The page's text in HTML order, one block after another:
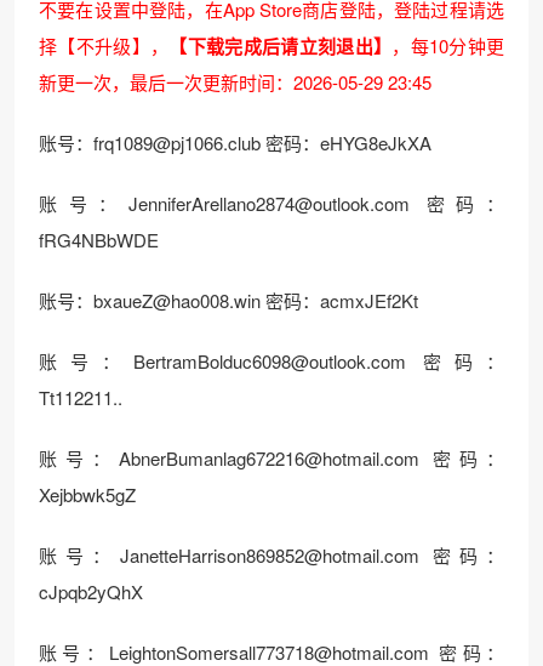
不要在设置中登陆，在App Store商店登陆，登陆过程请选
择【不升级】，
【下载完成后请立刻退出】 ，每10分钟更
新更一次，最后一次更新时间：2026-05-29 23:45
账号： frq1089@pj1066.club密码：eHYG8eJkXA
账号： JenniferArellano2874@outlook.com 密码：
fRG4NBbWDE
账号： bxaueZ@hao008.win密码：acmxJEf2Kt
账号： BertramBolduc6098@outlook.com 密码：
Tt112211..
账号： AbnerBumanlag672216@hotmail.com 密码：
Xejbbwk5gZ
账号： JanetteHarrison869852@hotmail.com 密码：
cJpqb2yQhX
账号： LeightonSomersall773718@hotmail.com 密码：